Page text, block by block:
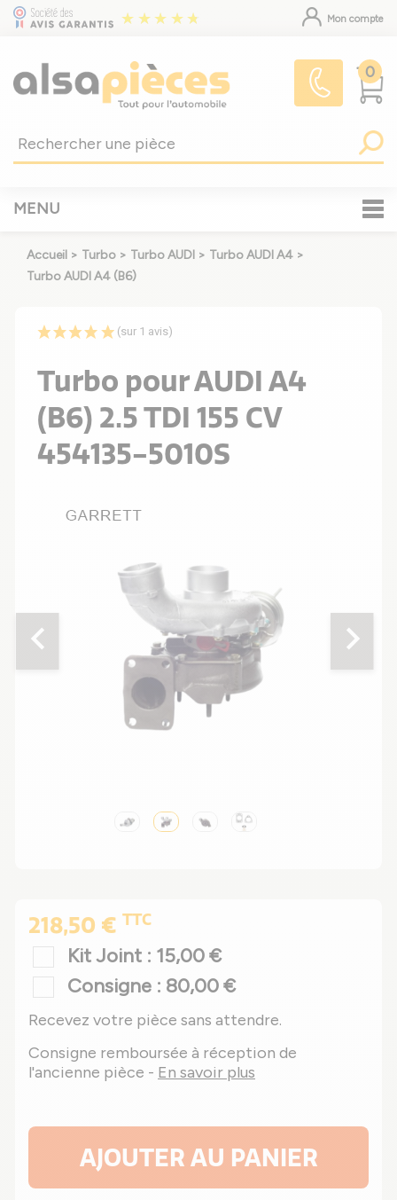
Mon compte
0
MENU
Accueil > Turbo > Turbo AUDI > Turbo AUDI A4 >
Turbo AUDI A4 (B6)
(sur 1 avis)
Turbo pour AUDI A4
(B6) 2.5 TDI 155 CV
454135-5010S
chevron_left chevron_right
218,50 € TTC
Kit Joint : 15,00 €
Consigne : 80,00 €
Recevez votre pièce sans attendre.
Consigne remboursée à réception de
l'ancienne pièce - En savoir plus
AJOUTER AU PANIER